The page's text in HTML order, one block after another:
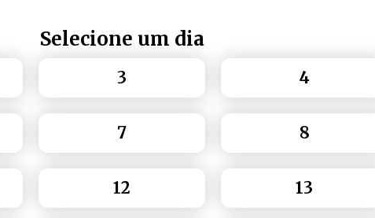
Selecione um dia
3 4
7 8
12 13